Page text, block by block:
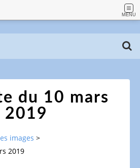
MENU
du 10 mars
2019
images >
2019